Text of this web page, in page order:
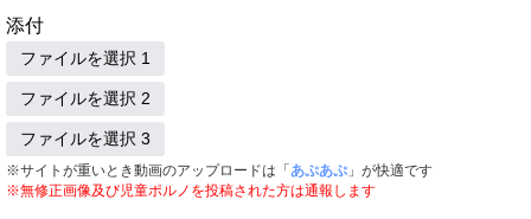
添付
ファイルを選択 1
ファイルを選択 2
ファイルを選択 3
※サイトが重いとき動画のアップロードは「 あぷあぷ 」が快適です
※無修正画像及び児童ポルノを投稿された方は通報します